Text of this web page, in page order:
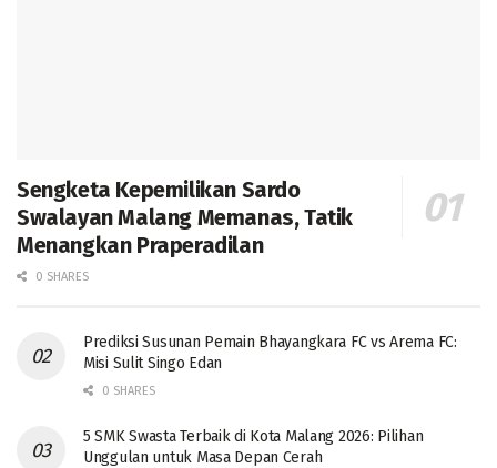
Sengketa Kepemilikan Sardo
Swalayan Malang Memanas, Tatik
Menangkan Praperadilan
0 SHARES
Prediksi Susunan Pemain Bhayangkara FC vs Arema FC:
Misi Sulit Singo Edan
0 SHARES
5 SMK Swasta Terbaik di Kota Malang 2026: Pilihan
Unggulan untuk Masa Depan Cerah